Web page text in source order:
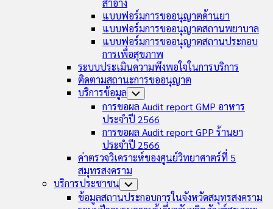
สำอาง
แบบฟอร์มการขออนุญาตด้านยา
แบบฟอร์มการขออนุญาตสถานพยาบาล
แบบฟอร์มการขออนุญาตสถานประกอบ
การเพื่อสุขภาพ
ระบบประเมินความพึงพอใจในการบริการ
ติดตามสถานะการขออนุญาต
บริการข้อมูล Toggle
Child
Menu
การขอผล Audit report GMP อาหาร
ประจำปี 2566
การขอผล Audit report GPP ร้านยา
ประจำปี 2566
ค่าตรวจวิเคราะห์ของศูนย์วิทยาศาตร์ที่ 5
สมุทรสงคราม
บริการประชาชน Toggle
Child
Menu
ข้อมูลสถานประกอบการในจังหวัดสมุทรสงคราม